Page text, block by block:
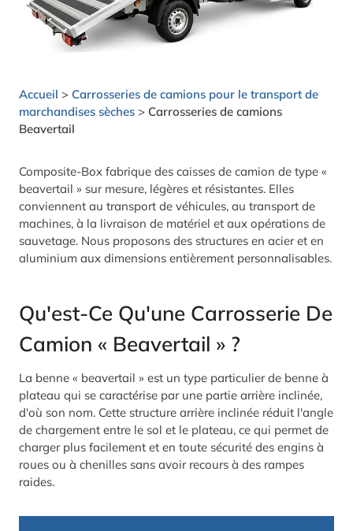
Accueil > Carrosseries de camions pour le transport de
marchandises sèches > Carrosseries de camions
Beavertail
Composite-Box fabrique des caisses de camion de type «
beavertail » sur mesure, légères et résistantes. Elles
conviennent au transport de véhicules, au transport de
machines, à la livraison de matériel et aux opérations de
sauvetage. Nous proposons des structures en acier et en
aluminium aux dimensions entièrement personnalisables.
Qu'est-Ce Qu'une Carrosserie De
Camion « Beavertail » ?
La benne « beavertail » est un type particulier de benne à
plateau qui se caractérise par une partie arrière inclinée,
d'où son nom. Cette structure arrière inclinée réduit l'angle
de chargement entre le sol et le plateau, ce qui permet de
charger plus facilement et en toute sécurité des engins à
roues ou à chenilles sans avoir recours à des rampes
raides.